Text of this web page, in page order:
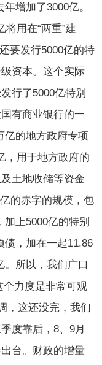
增加了3000亿。
用在“两重”建
要发行5000亿的特
资本。这个实际
行了5000亿特别
有商业银行的一
亿的地方政府专项
，用于地方政府的
土地收储等资金
的赤字的规模，包
上5000亿的特别
债，加在一起11.86
。所以，我们广口
个力度是非常可观
，这还没完，我们
度靠后，8、9月
台。财政的增量